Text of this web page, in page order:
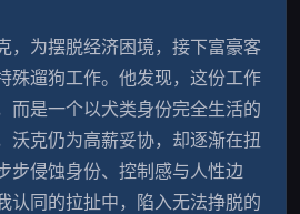
，为摆脱经济困境，接下富豪客
殊遛狗工作。他发现，这份工作
而是一个以犬类身份完全生活的
沃克仍为高薪妥协，却逐渐在扭
步侵蚀身份、控制感与人性边
认同的拉扯中，陷入无法挣脱的